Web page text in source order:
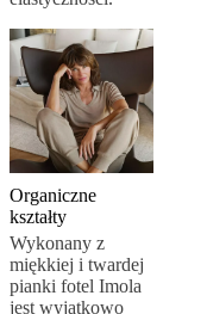
i
jakość Poznaj
naszych
projektantówPersonalizacja
and
certificationsDeklaracja
dostępnościZostań
franczyzobiorcą
Program
and
news
Organiczne
kształty
Wykonany z
miękkiej i twardej
pianki fotel Imola
jest wyjątkowo